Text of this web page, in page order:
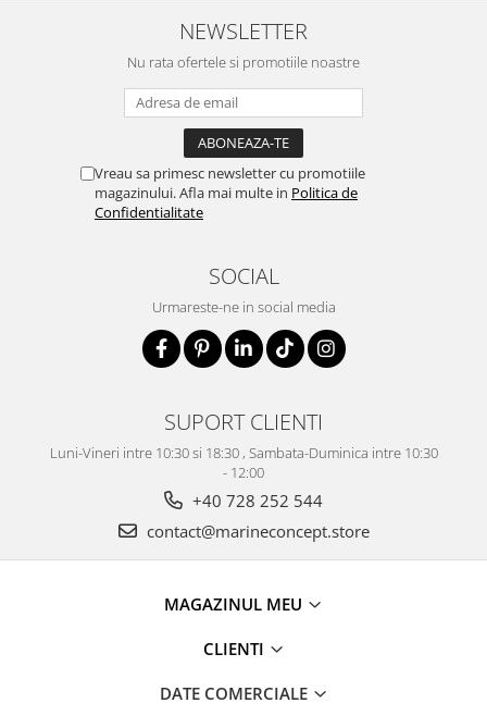
NEWSLETTER
Nu rata ofertele si promotiile noastre
Vreau sa primesc newsletter cu promotiile
magazinului. Afla mai multe in Politica de
Confidentialitate
SOCIAL
Urmareste-ne in social media
SUPORT CLIENTI
Luni-Vineri intre 10:30 si 18:30 , Sambata-Duminica intre 10:30
- 12:00
+40 728 252 544
contact@marineconcept.store
MAGAZINUL MEU
CLIENTI
DATE COMERCIALE